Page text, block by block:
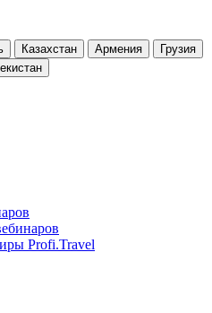
Казахстан Армения
Грузия
Profi.Travel